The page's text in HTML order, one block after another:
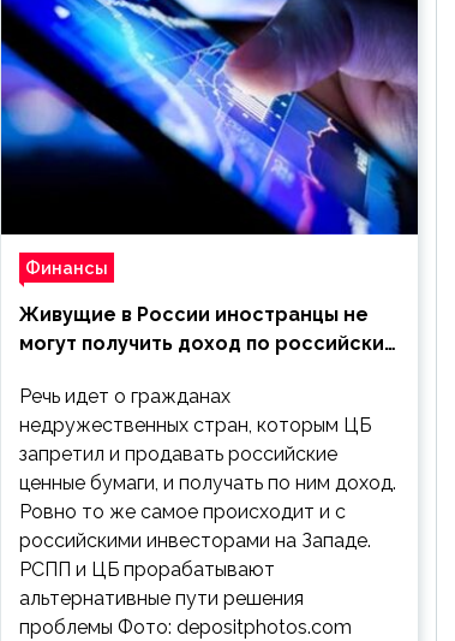
Финансы
Живущие в России иностранцы не
могут получить доход по российским
Речь идет о гражданах
недружественных стран, которым ЦБ
запретил и продавать российские
ценные бумаги, и получать по ним доход.
Ровно то же самое происходит и с
российскими инвесторами на Западе.
РСПП и ЦБ прорабатывают
альтернативные пути решения
проблемы Фото: depositphotos.com